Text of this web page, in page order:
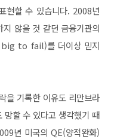
현할 수 있습니다. 2008년
않을 것 같던 금융기관의
big to fail)를 더이상 믿지
을 기록한 이유도 리만브라
망할 수 있다고 생각했기 때
년 미국의 QE(양적완화)